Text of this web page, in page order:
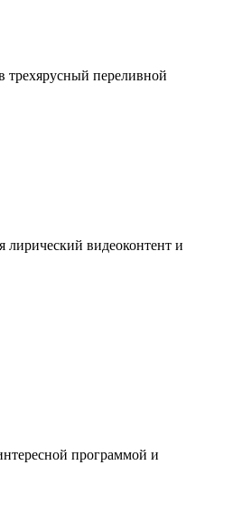
трехярусный переливной
видеоконтент и
программой и